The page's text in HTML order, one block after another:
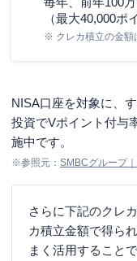
（最大40,000ポ
※ クレカ積立の金額
NISA口座を対象に、
投資でVポイント付与
施中です。
※参照元： SMBCグループ
さらに下記のクレ
カ積立金額で得ら
まく活用すること